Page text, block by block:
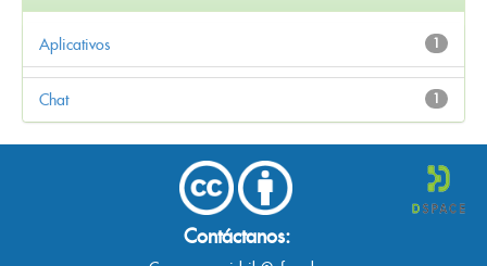
1
Aplicativos
1
Chat
Contáctanos: